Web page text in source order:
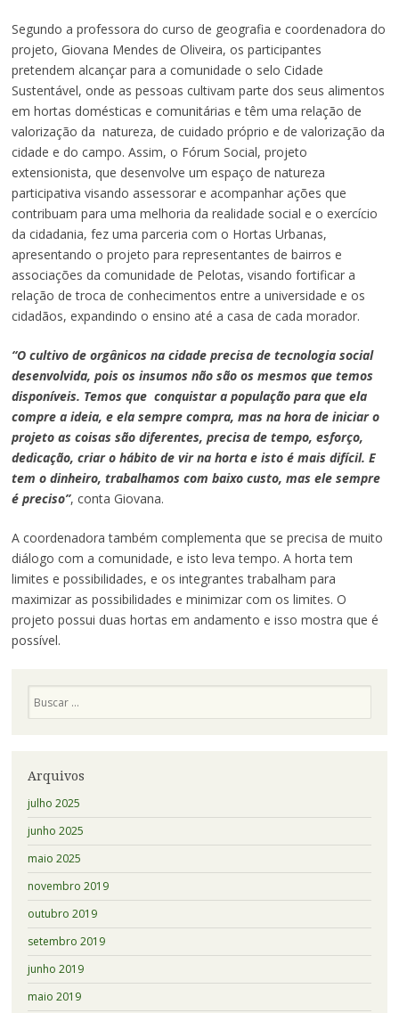
Segundo a professora do curso de geografia e coordenadora do
projeto, Giovana Mendes de Oliveira, os participantes
pretendem alcançar para a comunidade o selo Cidade
Sustentável, onde as pessoas cultivam parte dos seus alimentos
em hortas domésticas e comunitárias e têm uma relação de
valorização da natureza, de cuidado próprio e de valorização da
cidade e do campo. Assim, o Fórum Social, projeto
extensionista, que desenvolve um espaço de natureza
participativa visando assessorar e acompanhar ações que
contribuam para uma melhoria da realidade social e o exercício
da cidadania, fez uma parceria com o Hortas Urbanas,
apresentando o projeto para representantes de bairros e
associações da comunidade de Pelotas, visando fortificar a
relação de troca de conhecimentos entre a universidade e os
cidadãos, expandindo o ensino até a casa de cada morador.
“O cultivo de orgânicos na cidade precisa de tecnologia social
desenvolvida, pois os insumos não são os mesmos que temos
disponíveis. Temos que conquistar a população para que ela
compre a ideia, e ela sempre compra, mas na hora de iniciar o
projeto as coisas são diferentes, precisa de tempo, esforço,
dedicação, criar o hábito de vir na horta e isto é mais difícil. E
tem o dinheiro, trabalhamos com baixo custo, mas ele sempre
é preciso”, conta Giovana.
A coordenadora também complementa que se precisa de muito
diálogo com a comunidade, e isto leva tempo. A horta tem
limites e possibilidades, e os integrantes trabalham para
maximizar as possibilidades e minimizar com os limites. O
projeto possui duas hortas em andamento e isso mostra que é
possível.
Arquivos
julho 2025
junho 2025
maio 2025
novembro 2019
outubro 2019
setembro 2019
junho 2019
maio 2019